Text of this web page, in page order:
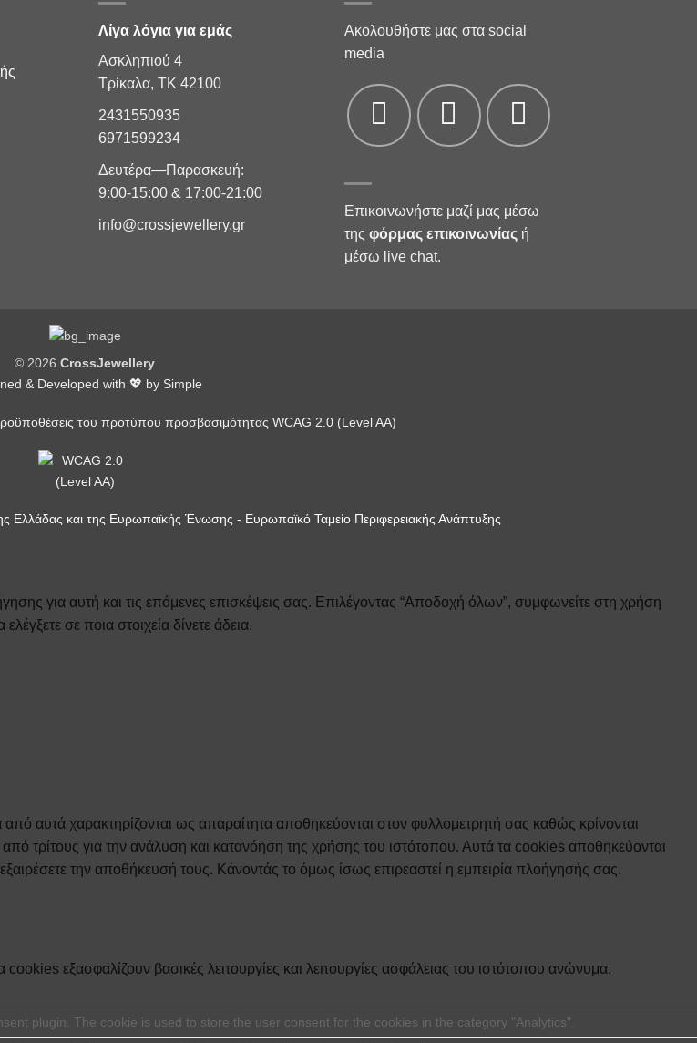
Λίγα λόγια για εμάς
Ασκληπιού 4
Τρίκαλα, ΤΚ 42100
2431550935
6971599234
Δευτέρα—Παρασκευή:
9:00-15:00 & 17:00-21:00
info@crossjewellery.gr
Ακολουθήστε μας στα social
media
Επικοινωνήστε μαζί μας μέσω
της φόρμας επικοινωνίας ή
μέσω live chat.
© 2026 CrossJewellery
& Developed with 💖 by Simple
του προτύπου προσβασιμότητας WCAG 2.0 (Level AA)
Ελλάδας και της Ευρωπαϊκής Ένωσης - Ευρωπαϊκό Ταμείο Περιφερειακής Ανάπτυξης
για αυτή και τις επόμενες επισκέψεις σας. Επιλέγοντας “Αποδοχή όλων”, συμφωνείτε στη χρήση
σε ποια στοιχεία δίνετε άδεια.
αυτά χαρακτηρίζονται ως απαραίτητα αποθηκεύονται στον φυλλομετρητή σας καθώς κρίνονται
τρίτους για την ανάλυση και κατανόηση της χρήσης του ιστότοπου. Αυτά τα cookies αποθηκεύονται
την αποθήκευσή τους. Κάνοντάς το όμως ίσως επιρεαστεί η εμπειρία πλοήγησής σας.
εξασφαλίζουν βασικές λειτουργίες και λειτουργίες ασφάλειας του ιστότοπου ανώνυμα.
plugin. The cookie is used to store the user consent for the cookies in the category "Analytics".